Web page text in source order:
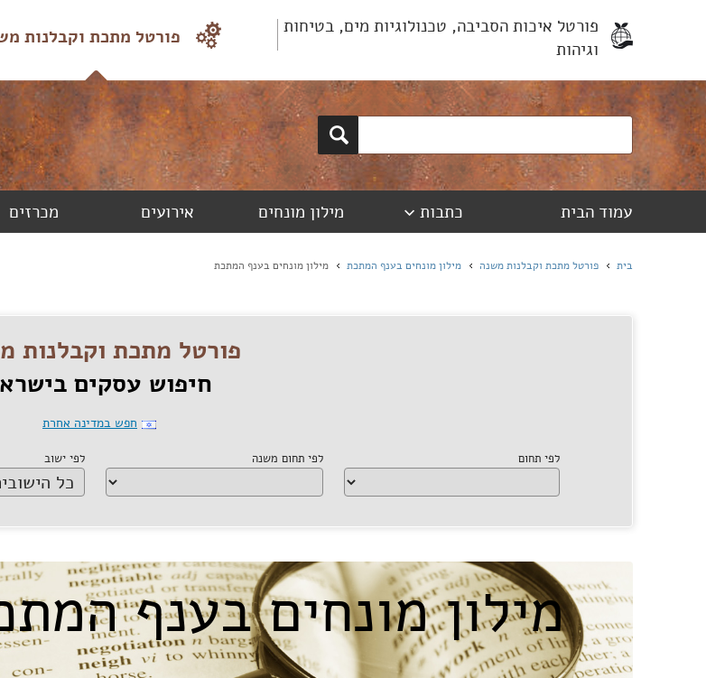
פורטל איכות הסביבה, טכנולוגיות מים, בטיחות
וגיהות
פורטל מתכת וקבלנות
עמוד הבית כתבות מילון מונחים אירועים מכרזים
בית פורטל מתכת וקבלנות משנה מילון מונחים בענף המתכת מילון מונחים בענף המתכת
פורטל מתכת וקבלנות
חיפוש עסקים
חפש במדינה אחרת
לפי תחום לפי תחום משנה לפי ישוב
מילון מונחים בענף